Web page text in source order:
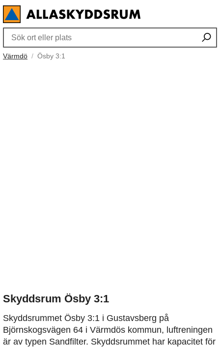
Värmdö Ösby 3:1
Skyddsrum Ösby 3:1
Skyddsrummet Ösby 3:1 i Gustavsberg på
Björnskogsvägen 64 i Värmdös kommun, luftreningen
är av typen Sandfilter. Skyddsrummet har kapacitet för